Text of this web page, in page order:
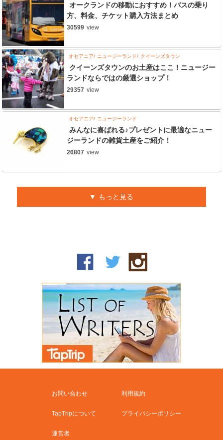
オークランドの移動におすすめ！バスの乗り
方、料金、チケット購入方法まとめ
30599 view
オセアニア ニュージーランド クイーンズタウン
クイーンズタウンのお土産はここ！ニュージー
ランドならではの厳選ショップ！
29357 view
オセアニア ニュージーランド
みんなに喜ばれる♪プレゼントに最適なニュー
ジーランドの雑貨土産をご紹介！
26807 view
もっと見る
お問い合わせ 利用規約
TapTripについて プライバシーポリシー
運営者